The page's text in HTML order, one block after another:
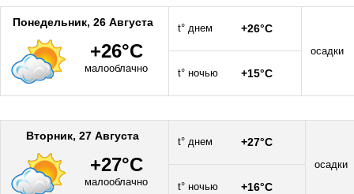
Понедельник, 26 Августа
+26°C
малооблачно
t° днем +26°C
осадки
t° ночью
+15°C
Вторник, 27 Августа
+27°C
малооблачно
t° днем +27°C
осадки
t° ночью
+16°C